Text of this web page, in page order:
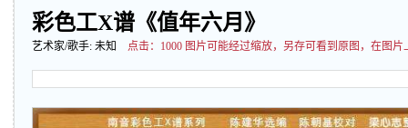
彩色工X谱《值年六月》
艺术家/歌手: 未知 点击： 1000 图片可能经过缩放，另存可看到原图，在图